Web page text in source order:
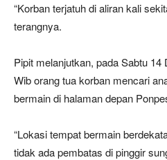
“Korban terjatuh di aliran kali
terangnya.
Pipit melanjutkan, pada Sabtu
Wib orang tua korban mencari
bermain di halaman depan
“Lokasi tempat bermain
tidak ada pembatas di pinggir